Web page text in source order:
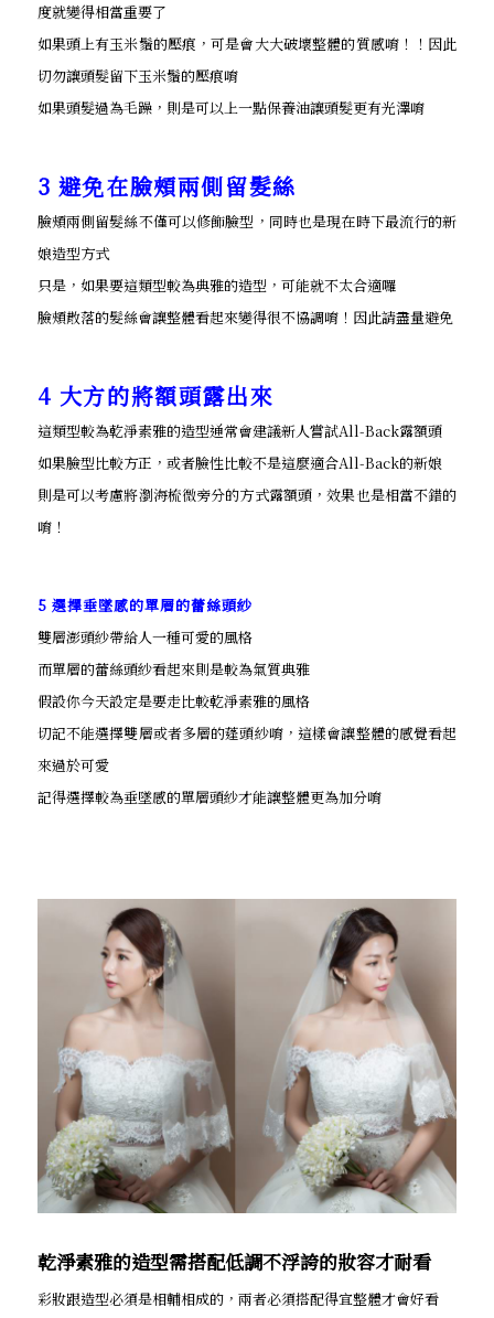
度就變得相當重要了
如果頭上有玉米鬚的壓痕，可是會大大破壞整體的質感唷！！因此
切勿讓頭髮留下玉米鬚的壓痕唷
如果頭髮過為毛躁，則是可以上一點保養油讓頭髮更有光澤唷
3 避免在臉頰兩側留髮絲
臉頰兩側留髮絲不僅可以修飾臉型，同時也是現在時下最流行的新
娘造型方式
只是，如果要這類型較為典雅的造型，可能就不太合適囉
臉頰散落的髮絲會讓整體看起來變得很不協調唷！因此請盡量避免
4 大方的將額頭露出來
這類型較為乾淨素雅的造型通常會建議新人嘗試All-Back露額頭
如果臉型比較方正，或者臉性比較不是這麼適合All-Back的新娘
則是可以考慮將瀏海梳微旁分的方式露額頭，效果也是相當不錯的
唷！
5 選擇垂墜感的單層的蕾絲頭紗
雙層澎頭紗帶給人一種可愛的風格
而單層的蕾絲頭紗看起來則是較為氣質典雅
假設你今天設定是要走比較乾淨素雅的風格
切記不能選擇雙層或者多層的蓬頭紗唷，這樣會讓整體的感覺看起
來過於可愛
記得選擇較為垂墜感的單層頭紗才能讓整體更為加分唷
乾淨素雅的造型需搭配低調不浮誇的妝容才耐看
彩妝跟造型必須是相輔相成的，兩者必須搭配得宜整體才會好看